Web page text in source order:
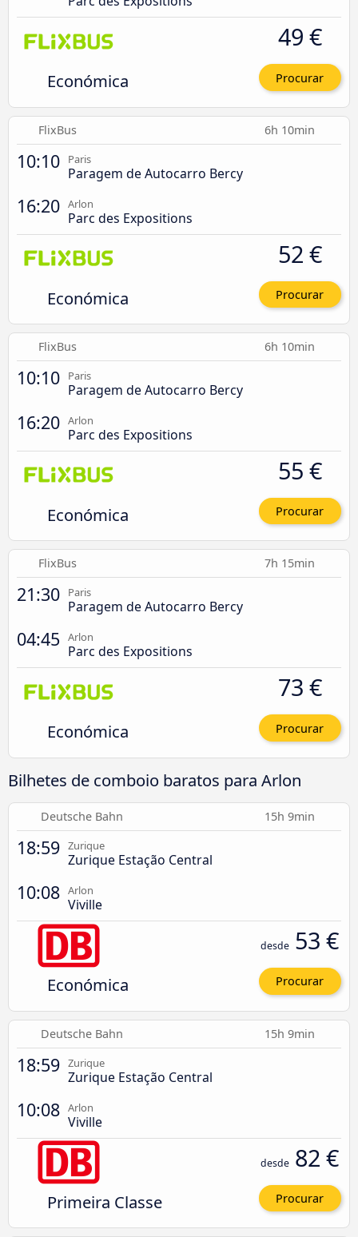
Económica
49 €
Procurar
FlixBus 6h 10min
10:10 Paris
Paragem de Autocarro Bercy
16:20 Arlon
Parc des Expositions
Económica
52 €
Procurar
FlixBus 6h 10min
10:10 Paris
Paragem de Autocarro Bercy
16:20 Arlon
Parc des Expositions
Económica
55 €
Procurar
FlixBus 7h 15min
21:30 Paris
Paragem de Autocarro Bercy
04:45 Arlon
Parc des Expositions
Económica
73 €
Procurar
Bilhetes de comboio baratos para Arlon
Deutsche Bahn 15h 9min
18:59 Zurique
Zurique Estação Central
10:08 Arlon
Viville
Económica
desde 53 €
Procurar
Deutsche Bahn 15h 9min
18:59 Zurique
Zurique Estação Central
10:08 Arlon
Viville
Primeira Classe
desde 82 €
Procurar